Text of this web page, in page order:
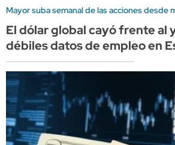
Mayor suba semanal de las acciones desde
El dólar global cayó frente al
débiles datos de empleo en